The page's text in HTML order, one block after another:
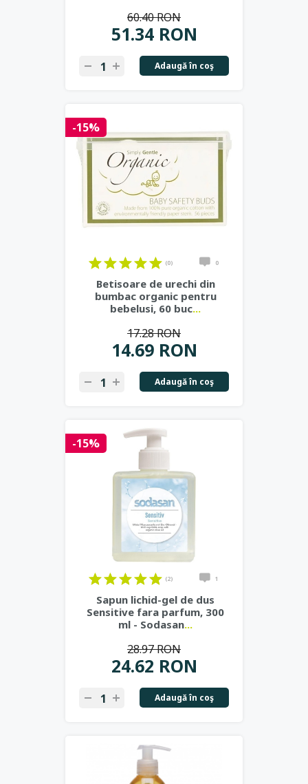
51.34 RON
60.40 RON
Adaugă în coş
-15%
(0) 0
Betisoare de urechi din
bumbac organic pentru
bebelusi, 60 buc...
14.69 RON
17.28 RON
Adaugă în coş
-15%
(2) 1
Sapun lichid-gel de dus
Sensitive fara parfum, 300
ml - Sodasan...
24.62 RON
28.97 RON
Adaugă în coş